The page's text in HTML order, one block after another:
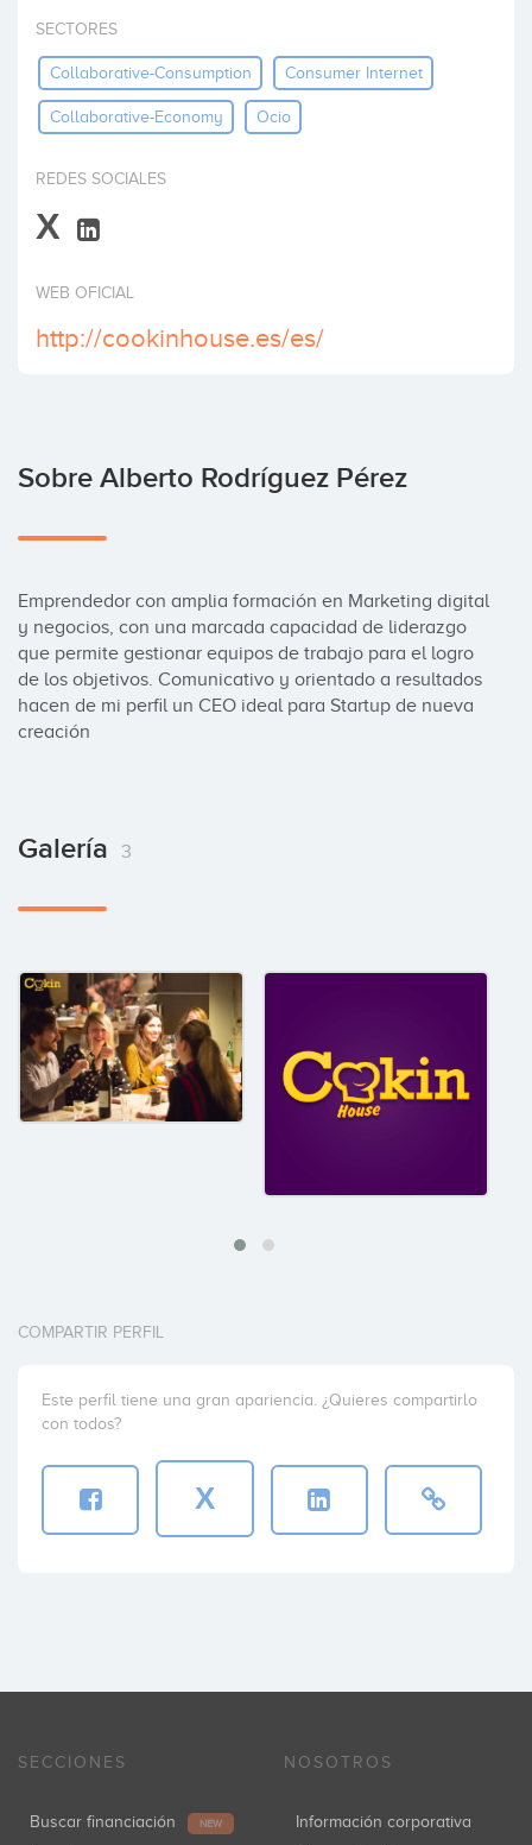
Invertir
SECTORES
Collaborative-Consumption Consumer Internet
Collaborative-Economy Ocio
REDES SOCIALES
X
WEB OFICIAL
http://cookinhouse.es/es/
Sobre Alberto Rodríguez Pérez
Emprendedor con amplia formación en Marketing digital
y negocios, con una marcada capacidad de liderazgo
que permite gestionar equipos de trabajo para el logro
de los objetivos. Comunicativo y orientado a resultados
hacen de mi perfil un CEO ideal para Startup de nueva
creación
Galería 3
COMPARTIR PERFIL
Este perfil tiene una gran apariencia. ¿Quieres compartirlo
con todos?
X
SECCIONES
Buscar financiación NEW
NOSOTROS
Información corporativa